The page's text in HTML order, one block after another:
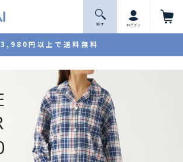
3,980円以上で送料無料
探 す ログイン